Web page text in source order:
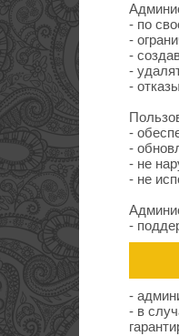
- по
-
-
-
-
-
-
- не
- не
-
-
- в